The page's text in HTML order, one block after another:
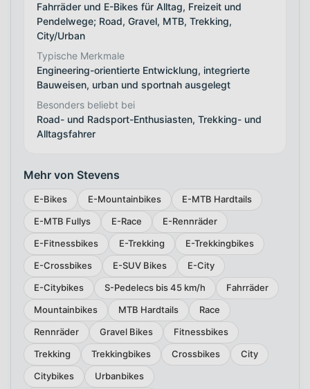
Fahrräder und E-Bikes für Alltag, Freizeit und
Pendelwege; Road, Gravel, MTB, Trekking,
City/Urban
Typische Merkmale
Engineering-orientierte Entwicklung, integrierte
Bauweisen, urban und sportnah ausgelegt
Besonders beliebt bei
Road- und Radsport-Enthusiasten, Trekking- und
Alltagsfahrer
Mehr von Stevens
E-Bikes E-Mountainbikes
E-MTB Hardtails
E-MTB Fullys
E-Race
E-Rennräder
E-Fitnessbikes
E-Trekking
E-Trekkingbikes
E-Crossbikes
E-SUV Bikes
E-City
E-Citybikes
S-Pedelecs bis 45 km/h
Fahrräder
Mountainbikes
MTB Hardtails
Race
Rennräder
Gravel Bikes
Fitnessbikes
Trekking
Trekkingbikes Crossbikes
City
Citybikes
Urbanbikes